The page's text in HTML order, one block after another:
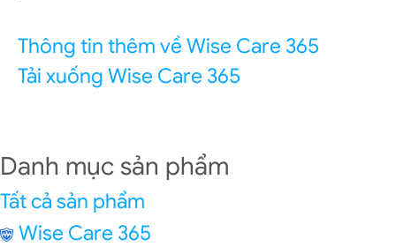
Thông tin thêm về Wise Care 365
Tải xuống Wise Care 365
Danh mục sản phẩm
Tất cả sản phẩm
Wise Care 365